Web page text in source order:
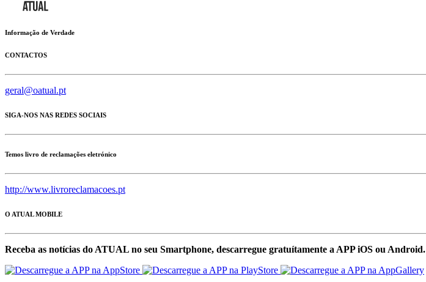
Informação de Verdade
CONTACTOS
geral@oatual.pt
SIGA-NOS NAS REDES SOCIAIS
Temos livro de reclamações eletrónico
http://www.livroreclamacoes.pt
O ATUAL MOBILE
Receba as notícias do ATUAL no seu Smartphone, descarregue gratuítamente a APP iOS ou Android.